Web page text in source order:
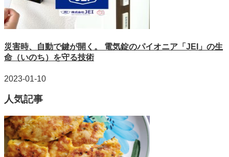
災害時、自動で鍵が開く。 電気錠のパイオニア「JEI」の生
命（いのち）を守る技術
2023-01-10
人気記事